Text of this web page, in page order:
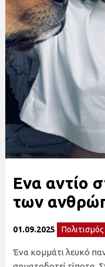
Ενα αντίο
των
01.09.2025 Πολιτισμός
Ένα κομμάτι λευκό